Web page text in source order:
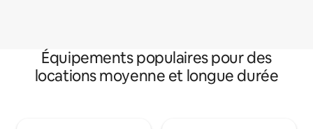
Équipements populaires pour des
locations moyenne et longue durée